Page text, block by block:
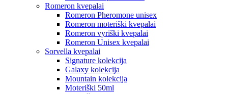
Romeron kvepalai
Romeron Pheromone unisex
Romeron moteriški kvepalai
Romeron vyriški kvepalai
Romeron Unisex kvepalai
Sorvella kvepalai
Signature kolekcija
Galaxy kolekcija
Mountain kolekcija
Moteriški 50ml